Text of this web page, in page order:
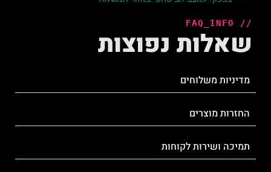
// FAQ_INFO
שאלות נפוצות
מדיניות משלוחים
החזרות מוצרים
תמיכה ושירות לקוחות